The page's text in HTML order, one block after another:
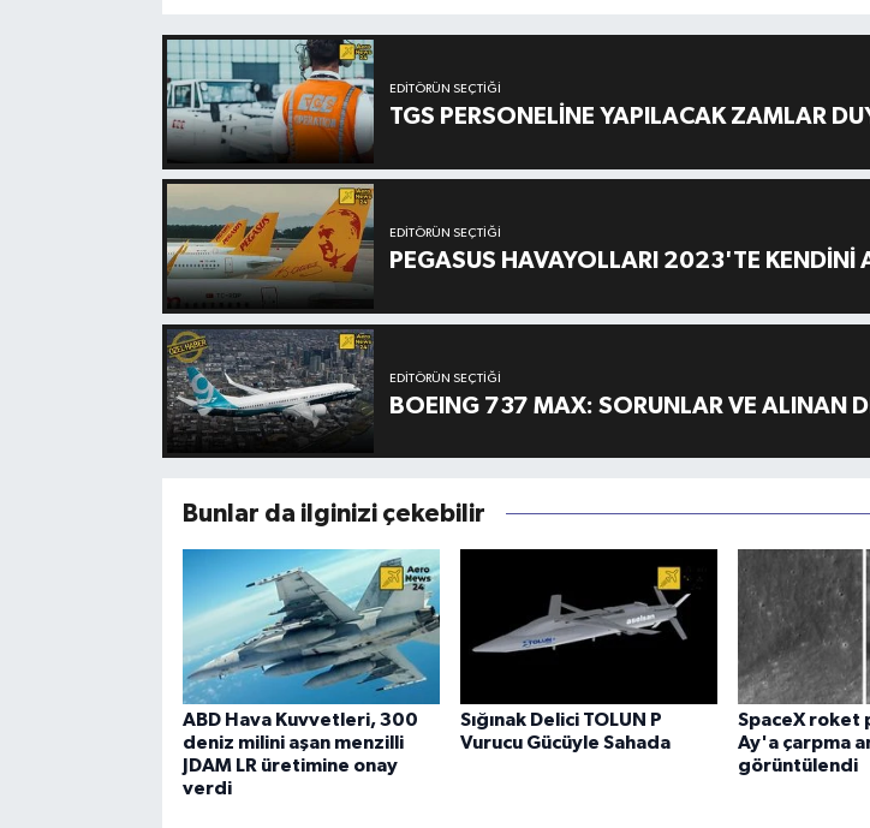
EDITÖRÜN SEÇTIĞI
TGS PERSONELİNE YAPILACAK ZAMLAR
EDITÖRÜN SEÇTIĞI
PEGASUS HAVAYOLLARI 2023'TE KENDİNİ
EDITÖRÜN SEÇTIĞI
BOEING 737 MAX: SORUNLAR VE ALINAN
Bunlar da ilginizi çekebilir
ABD Hava Kuvvetleri, 300
deniz milini aşan menzilli
JDAM LR üretimine onay
verdi
Sığınak Delici TOLUN P
Vurucu Gücüyle Sahada
SpaceX roket
Ay'a çarpma
görüntülendi